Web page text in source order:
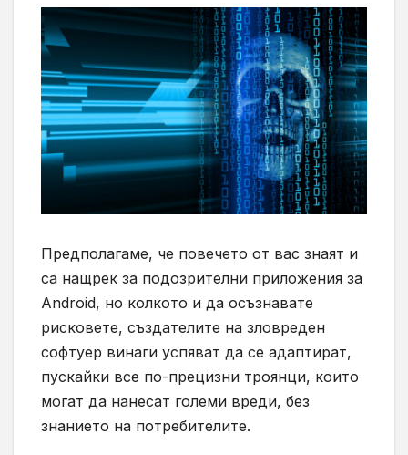
Предполагаме, че повечето от вас знаят и
са нащрек за подозрителни приложения за
Android, но колкото и да осъзнавате
рисковете, създателите на зловреден
софтуер винаги успяват да се адаптират,
пускайки все по-прецизни троянци, които
могат да нанесат големи вреди, без
знанието на потребителите.